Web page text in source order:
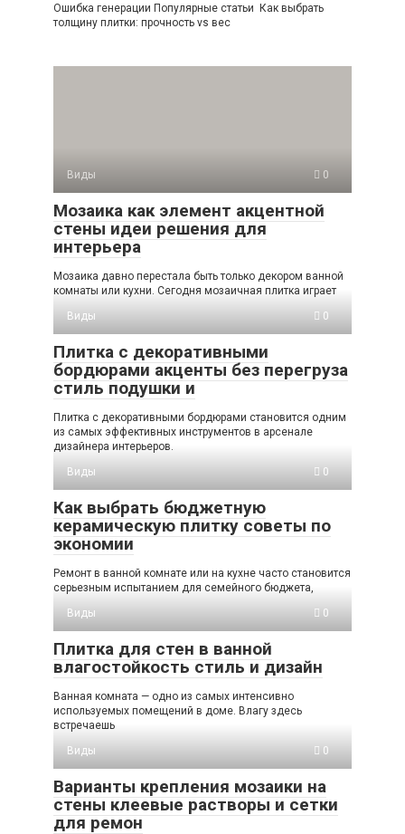
Ошибка генерации Популярные статьи Как выбрать
толщину плитки: прочность vs вес
Виды 0
Мозаика как элемент акцентной
стены идеи решения для
интерьера
Мозаика давно перестала быть только декором ванной
комнаты или кухни. Сегодня мозаичная плитка играет
Виды
0
Плитка с декоративными
бордюрами акценты без перегруза
стиль подушки и
Плитка с декоративными бордюрами становится одним
из самых эффективных инструментов в арсенале
дизайнера интерьеров.
Виды
0
Как выбрать бюджетную
керамическую плитку советы по
экономии
Ремонт в ванной комнате или на кухне часто становится
серьезным испытанием для семейного бюджета,
Виды
0
Плитка для стен в ванной
влагостойкость стиль и дизайн
Ванная комната — одно из самых интенсивно
используемых помещений в доме. Влагу здесь
встречаешь
Виды
0
Варианты крепления мозаики на
стены клеевые растворы и сетки
для ремон